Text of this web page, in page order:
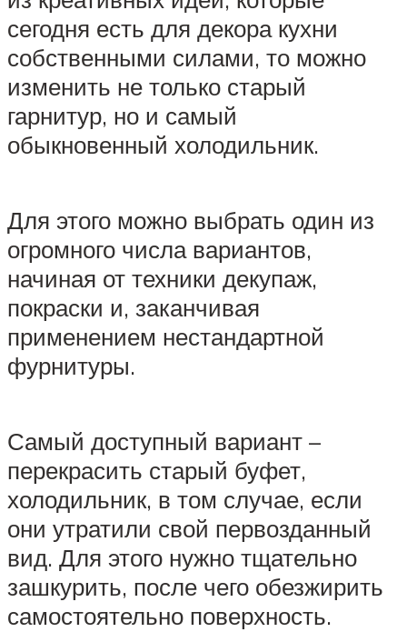
сегодня есть для декора кухни
собственными силами, то можно
изменить не только старый
гарнитур, но и самый
обыкновенный холодильник.
Для этого можно выбрать один из
огромного числа вариантов,
начиная от техники декупаж,
покраски и, заканчивая
применением нестандартной
фурнитуры.
Самый доступный вариант –
перекрасить старый буфет,
холодильник, в том случае, если
они утратили свой первозданный
вид. Для этого нужно тщательно
зашкурить, после чего обезжирить
самостоятельно поверхность.